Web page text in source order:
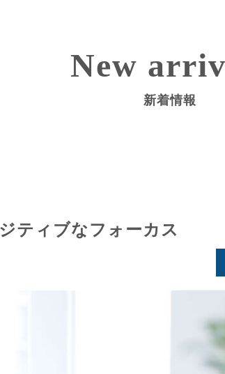
New
新着情報
ティブなフォーカス